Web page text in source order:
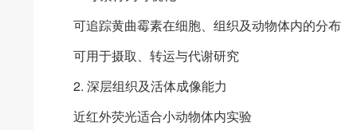
可追踪黄曲霉素在细胞、组织及动物体内的分布
可用于摄取、转运与代谢研究
2. 深层组织及活体成像能力
近红外荧光适合小动物体内实验